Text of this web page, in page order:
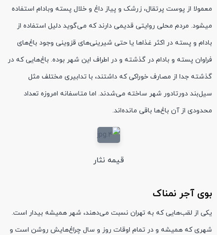
معمولا از پوست پرتقال، زرشک و پیاز داغ و خلال پسته وبادام استفاده
میشود. مردم محلی روایتی قدیمی دارند که می‌گوید دلیل استفاده از
بادام و پسته در اکثر غذاها یا حتی شیرینی‌های قزوینی وجود باغ‌های
فراوان پسته و بادام در گذشته و در اطراف این شهر بوده. باغ‌هایی که در
گذشته جدا از مصارف خوراکی که داشتند، با تدابیری مختلف مثل
سیل‌بند دورتادور شهر ساخته می‌شدند. اما متاسفانه امروزه تعداد
محدودی از آن‌ باغ‌ها باقی مانده‌اند.
قیمه نثار
بوی آجر نمناک
یکی از لقب‌هایی که به تهران نسبت می‌دهند، شهر همیشه بیدار است.
شهری که همیشه و در تمام اوقات روز و سال چراغ‌هایش روشن است و